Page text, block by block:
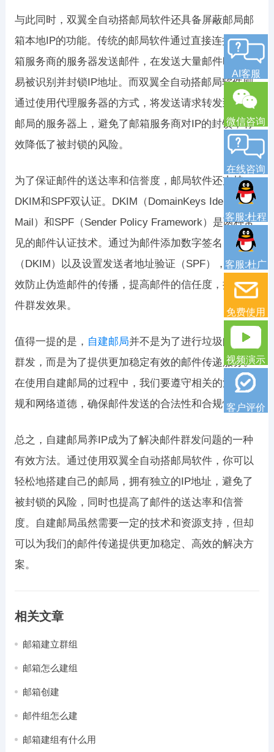
与此同时，双翼全自动搭邮局软件还具备屏蔽邮局邮
箱本地IP的功能。传统的邮局软件通过直接连接到邮
箱服务商的服务器发送邮件，在发送大量邮件时，容
易被识别并封锁IP地址。而双翼全自动搭邮局软件则
通过使用代理服务器的方式，将发送请求转发到各个
邮局的服务器上，避免了邮箱服务商对IP的封锁，有
效降低了被封锁的风险。
为了保证邮件的送达率和信誉度，邮局软件还支持
DKIM和SPF双认证。DKIM（DomainKeys Identified
Mail）和SPF（Sender Policy Framework）是两种常
见的邮件认证技术。通过为邮件添加数字签名
（DKIM）以及设置发送者地址验证（SPF），可以有
效防止伪造邮件的传播，提高邮件的信任度，提升邮
件群发效果。
值得一提的是， 自建邮局并不是为了进行垃圾邮件的
群发，而是为了提供更加稳定有效的邮件传递服务。
在使用自建邮局的过程中，我们要遵守相关的法律法
规和网络道德，确保邮件发送的合法性和合规性。
总之，自建邮局养IP成为了解决邮件群发问题的一种
有效方法。通过使用双翼全自动搭邮局软件，你可以
轻松地搭建自己的邮局，拥有独立的IP地址，避免了
被封锁的风险，同时也提高了邮件的送达率和信誉
度。自建邮局虽然需要一定的技术和资源支持，但却
可以为我们的邮件传递提供更加稳定、高效的解决方
案。
相关文章
邮箱建立群组
邮箱怎么建组
邮箱创建
邮件组怎么建
邮箱建组有什么用
AI客服
微信咨询
在线咨询
客服:杜程
客服:杜广
免费使用
视频演示
客户评价